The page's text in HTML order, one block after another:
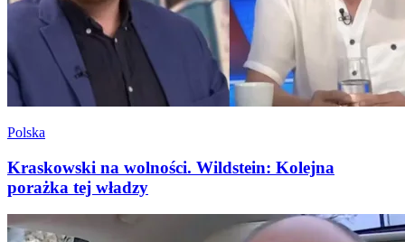
Polska
Kraskowski na wolności. Wildstein: Kolejna
porażka tej władzy